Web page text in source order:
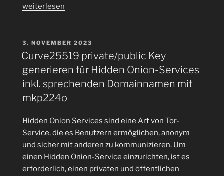
oder
eine
Hashrate“
„Quicktest:
v5.18.0
Crypto-
Workflow
als
Video“
weiterlesen
VERÖFFENTLICHT
AM
3. NOVEMBER 2023
Curve25519 private/public Key
generieren für Hidden Onion-Services
inkl. sprechenden Domainnamen mit
mkp224o
Hidden Onion Services sind eine Art von Tor-
Service, die es Benutzern ermöglichen, anonym
und sicher mit anderen zu kommunizieren. Um
einen Hidden Onion-Service einzurichten, ist es
erforderlich, einen privaten und öffentlichen